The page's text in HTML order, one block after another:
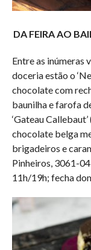
DA FEIRA AO
Entre as inúmeras
doceria estão o
chocolate com
baunilha e farofa
‘Gateau
chocolate belga
brigadeiros e
Pinheiros, 3061-
11h/19h; fecha